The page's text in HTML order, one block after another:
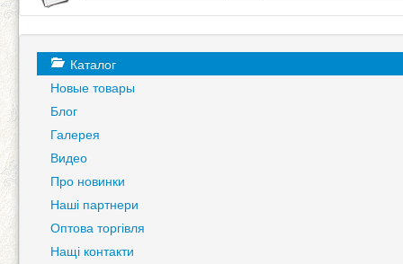
Каталог
Новые товары
Блог
Галерея
Видео
Про новинки
Наші партнери
Оптова торгівля
Нащі контакти